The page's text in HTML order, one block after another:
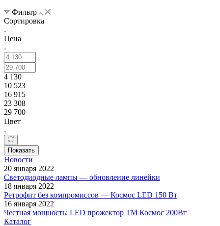
Фильтр
Сортировка
Цена
4 130
10 523
16 915
23 308
29 700
Цвет
Показать
Новости
20 января 2022
Светодиодные лампы — обновление линейки
18 января 2022
Ретрофит без компромиссов — Космос LED 150 Вт
16 января 2022
Честная мощность: LED прожектор ТМ Космос 200Вт
Каталог